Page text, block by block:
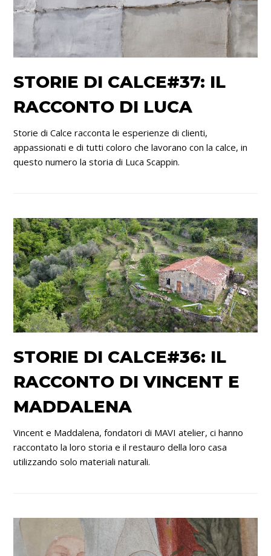
STORIE DI CALCE#37: IL
RACCONTO DI LUCA
Storie di Calce racconta le esperienze di clienti,
appassionati e di tutti coloro che lavorano con la calce, in
questo numero la storia di Luca Scappin.
STORIE DI CALCE#36: IL
RACCONTO DI VINCENT E
MADDALENA
Vincent e Maddalena, fondatori di MAVI atelier, ci hanno
raccontato la loro storia e il restauro della loro casa
utilizzando solo materiali naturali.